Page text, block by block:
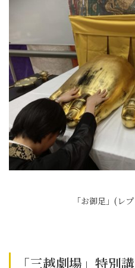
「お御足」(レ
「三越劇場」特別